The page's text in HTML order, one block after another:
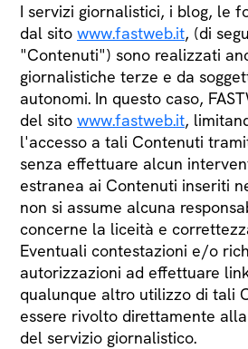
I servizi giornalistici, i blog, le
dal sito www.fastweb.it, (di
"Contenuti") sono realizzati
giornalistiche terze e da
autonomi. In questo caso,
del sito www.fastweb.it,
l'accesso a tali Contenuti
senza effettuare alcun
estranea ai Contenuti inseriti
non si assume alcuna
concerne la liceità e
Eventuali contestazioni e/o
autorizzazioni ad effettuare
qualunque altro utilizzo di tali
essere rivolto direttamente
del servizio giornalistico.